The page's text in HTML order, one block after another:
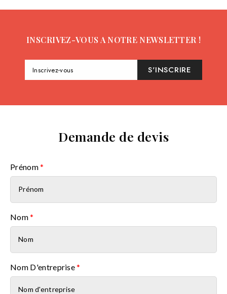
INSCRIVEZ-VOUS A NOTRE NEWSLETTER !
Inscrivez-vous S'INSCRIRE
Demande de devis
Prénom*
Nom*
Nom D'entreprise*